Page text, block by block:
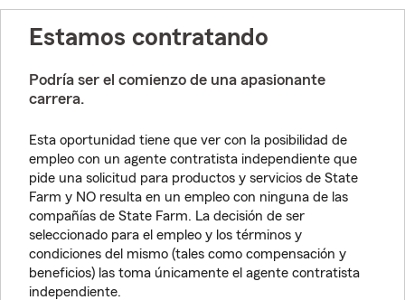
Estamos contratando
Podría ser el comienzo de una apasionante
carrera.
Esta oportunidad tiene que ver con la posibilidad de
empleo con un agente contratista independiente que
pide una solicitud para productos y servicios de State
Farm y NO resulta en un empleo con ninguna de las
compañías de State Farm. La decisión de ser
seleccionado para el empleo y los términos y
condiciones del mismo (tales como compensación y
beneficios) las toma únicamente el agente contratista
independiente.